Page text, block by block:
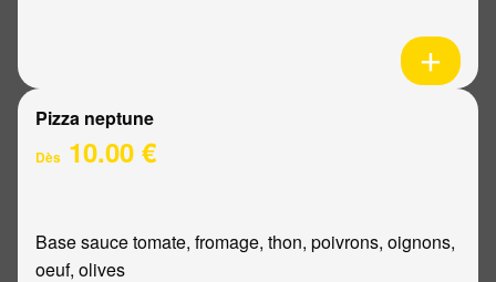
Pizza neptune
Dès 10.00 €
Base sauce tomate, fromage, thon, poivrons, oignons,
oeuf, olives